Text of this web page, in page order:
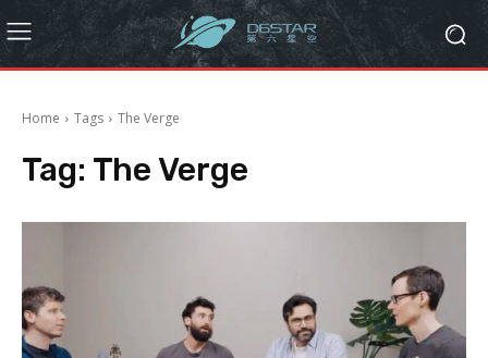
Home Tags The Verge
Tag: The Verge